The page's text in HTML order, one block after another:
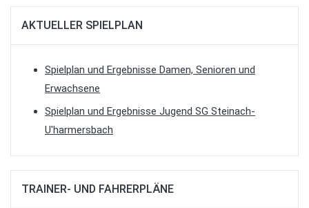
AKTUELLER SPIELPLAN
Spielplan und Ergebnisse Damen, Senioren und
Erwachsene
Spielplan und Ergebnisse Jugend SG Steinach-
U'harmersbach
TRAINER- UND FAHRERPLÄNE